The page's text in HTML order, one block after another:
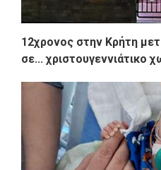
12χρονος στην Κρήτη
σε... χριστουγεννιάτικο